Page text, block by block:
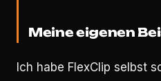
Meine eigenen
Ich habe FlexClip selbst